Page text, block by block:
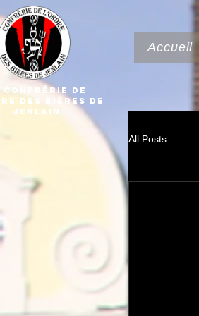
Accueil
Confrérie dE
Des Bières de
Jenlain
All Posts